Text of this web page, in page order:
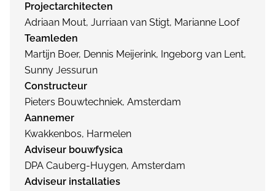
Projectarchitecten
Adriaan Mout, Jurriaan van Stigt, Marianne Loof
Teamleden
Martijn Boer, Dennis Meijerink, Ingeborg van Lent,
Sunny Jessurun
Constructeur
Pieters Bouwtechniek, Amsterdam
Aannemer
Kwakkenbos, Harmelen
Adviseur bouwfysica
DPA Cauberg-Huygen, Amsterdam
Adviseur installaties